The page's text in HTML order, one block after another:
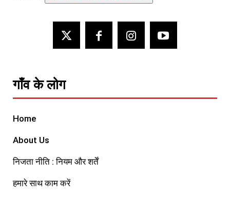
गाँव के लोग
Home
About Us
निजता नीति : नियम और शर्तें
हमारे साथ काम करें